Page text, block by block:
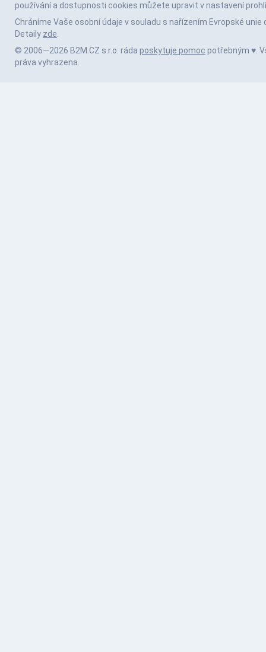
používání a dostupnosti cookies můžete upravit v nastavení
Chráníme Vaše osobní údaje v souladu s nařízením Evropské unie
Detaily zde.
© 2006—2026 B2M.CZ s.r.o. ráda poskytuje pomoc potřebným ♥️.
práva vyhrazena.